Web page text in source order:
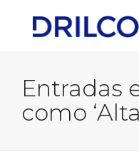
Entradas
como